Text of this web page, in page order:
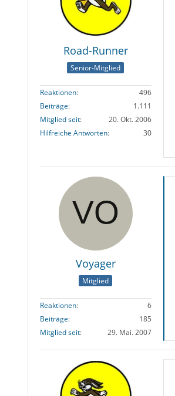
Road-Runner
Senior-Mitglied
Reaktionen
496
Beiträge
1.111
Mitglied seit
20. Okt. 2006
Hilfreiche Antworten
30
Voyager
Mitglied
Reaktionen
6
Beiträge
185
Mitglied seit
29. Mai. 2007